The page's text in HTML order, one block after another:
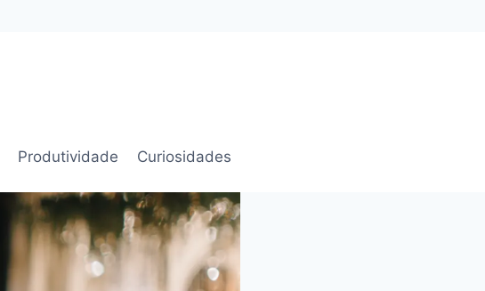
Produtividade Curiosidades